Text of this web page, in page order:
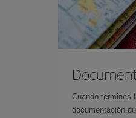
Cuando termines
documentación